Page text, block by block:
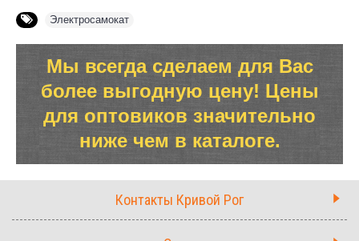
Электросамокат
Мы всегда сделаем для Вас
более выгодную цену! Цены
для оптовиков значительно
ниже чем в каталоге.
Контакты Кривой Рог